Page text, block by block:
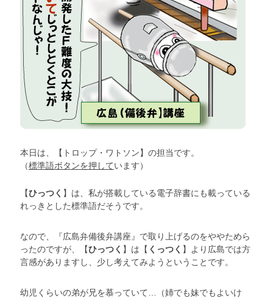
本日は、【トロップ・ワトソン】の担当です。
（標準語ボタンを押しています）
【ひっつく 】は、私が搭載している電子辞書にも載っている
れっきとした標準語だそうです。
なので、『広島弁備後弁講座』で取り上げるのをややためら
ったのですが、【ひっつく 】は【 くっつく 】より広島では方
言感がありますし、少し考えてみようということです。
幼児くらいの弟が兄を慕っていて…（姉でも妹でもよいけ